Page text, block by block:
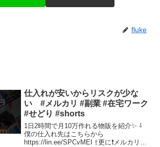
fluke
仕入れが安いからリスクが少な
い #メルカリ #副業 #在宅ワーク
#せどり #shorts
1日2時間で月10万作れる物販を紹介✨ ⇩
僕の仕入れ先はこちらから
https://lin.ee/SPCvMEI ⇧更に❗メルカリ豪